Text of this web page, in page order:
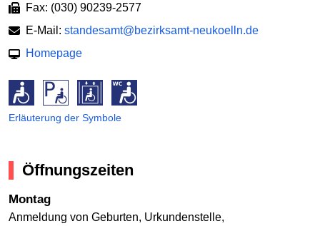
Fax: (030) 90239-2577
E-Mail: standesamt@bezirksamt-neukoelln.de
Homepage
Erläuterung der Symbole
Öffnungszeiten
Montag
Anmeldung von Geburten, Urkundenstelle,